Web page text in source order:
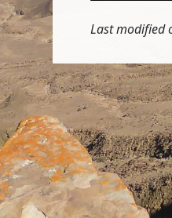
Last modified